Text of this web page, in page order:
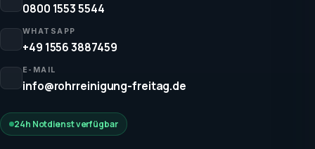
0800 1553 5544
WHATSAPP
+49 1556 3887459
E-MAIL
info@rohrreinigung-freitag.de
24h Notdienst verfügbar